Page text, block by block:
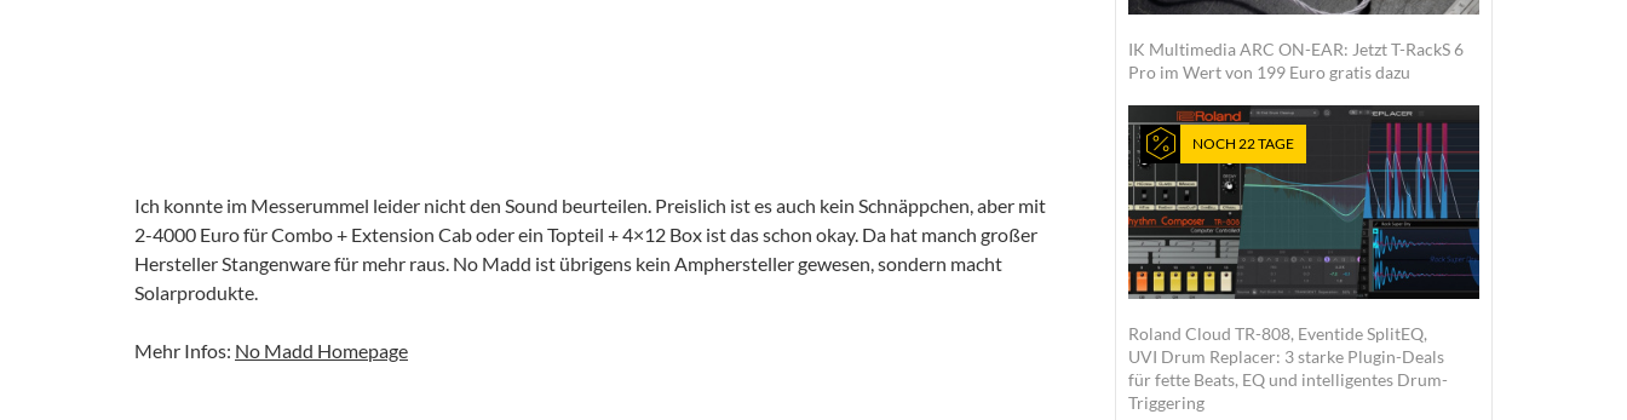
Ich konnte im Messerummel leider nicht den Sound beurteilen. Preislich ist es auch kein Schnäppchen, aber mit
2-4000 Euro für Combo + Extension Cab oder ein Topteil + 4×12 Box ist das schon okay. Da hat manch großer
Hersteller Stangenware für mehr raus. No Madd ist übrigens kein Amphersteller gewesen, sondern macht
Solarprodukte.
Mehr Infos: No Madd Homepage
IK Multimedia ARC ON-EAR: Jetzt T-RackS 6
Pro im Wert von 199 Euro gratis dazu
NOCH 22 TAGE
Roland Cloud TR-808, Eventide SplitEQ,
UVI Drum Replacer: 3 starke Plugin-Deals
für fette Beats, EQ und intelligentes Drum-
Triggering